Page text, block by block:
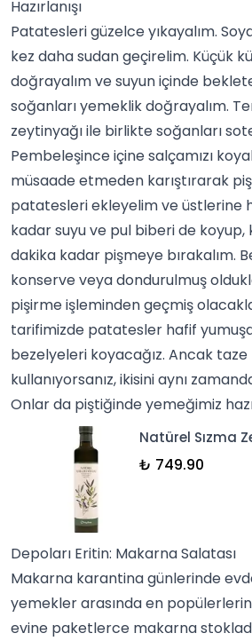
Hazırlanışı
Patatesleri güzelce yıkayalım.
kez daha sudan geçirelim. Küçük
doğrayalım ve suyun içinde
soğanları yemeklik doğrayalım.
zeytinyağı ile birlikte soğanları
Pembeleşince içine salçamızı
müsaade etmeden karıştırarak
patatesleri ekleyelim ve üstlerine
kadar suyu ve pul biberi de koyup,
dakika kadar pişmeye bırakalım.
konserve veya dondurulmuş
pişirme işleminden geçmiş
tarifimizde patatesler hafif
bezelyeleri koyacağız. Ancak
kullanıyorsanız, ikisini aynı
Onlar da piştiğinde yemeğimiz
Natürel Sızma
₺ 749.90
Depoları Eritin: Makarna Salatası
Makarna karantina günlerinde
yemekler arasında en
evine paketlerce makarna